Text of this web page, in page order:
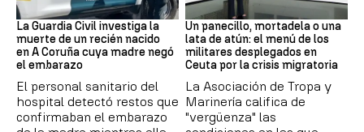
Recién Nacido
La Guardia Civil investiga la
muerte de un recién nacido
en A Coruña cuya madre negó
el embarazo
El personal sanitario del
hospital detectó restos que
confirmaban el embarazo
Militares
Un panecillo, mortadela o una
lata de atún: el menú de los
militares desplegados en
Ceuta por la crisis migratoria
La Asociación de Tropa y
Marinería califica de
"vergüenza" las